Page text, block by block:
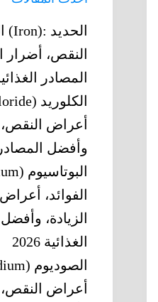
النقص، أضرار
المصادر الغذائية
أعراض النقص،
وأفضل المصادر
الفوائد،
الزيادة،
الغذائية 2026
أعراض النقص،